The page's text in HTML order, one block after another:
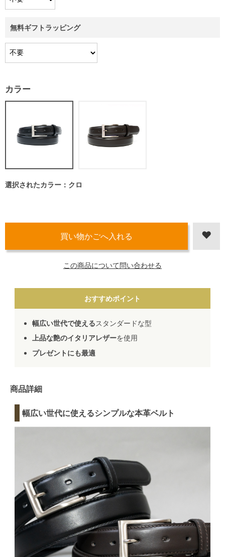
無料ギフトラッピング
カラー
選択されたカラー：クロ
この商品について問い合わせる
おすすめポイント
幅広い世代で使えるスタンダードな型
上品な艶のイタリアレザーを使用
プレゼントにも最適
商品詳細
幅広い世代に使えるシンプルな本革ベルト